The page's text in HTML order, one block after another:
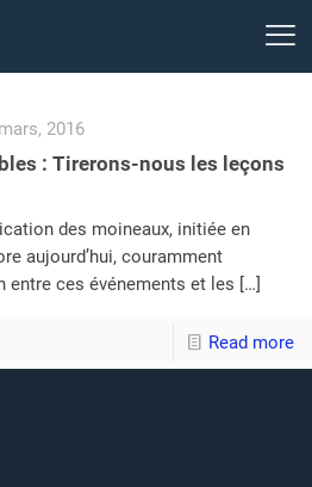
2016
: Tirerons-nous les leçons
des moineaux, initiée en
aujourd’hui, couramment
entre ces événements et les […]
Read more